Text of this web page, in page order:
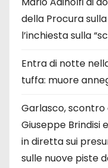
della Procura
l’inchiesta sulla
Entra di notte
tuffa: muore
Garlasco, scontro
Giuseppe Brindisi
in diretta sui
sulle nuove piste